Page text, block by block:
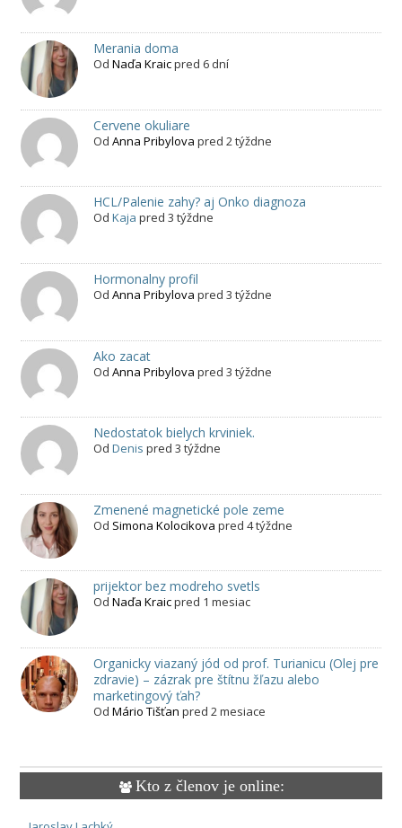
Merania doma
Od Naďa Kraicpred 6 dní
Cervene okuliare
Od Anna Pribylova pred 2 týždne
HCL/Palenie zahy? aj Onko diagnoza
Od Kaja pred 3 týždne
Hormonalny profil
Od Anna Pribylova pred 3 týždne
Ako zacat
Od Anna Pribylova pred 3 týždne
Nedostatok bielych krviniek.
Od Denis pred 3 týždne
Zmenené magnetické pole zeme
Od Simona Kolocikova pred 4 týždne
prijektor bez modreho svetls
Od Naďa Kraicpred 1 mesiac
Organicky viazaný jód od prof. Turianicu (Olej pre
zdravie) – zázrak pre štítnu žľazu alebo
marketingový ťah?
Od Mário Tišťan pred 2 mesiace
Kto z členov je online: